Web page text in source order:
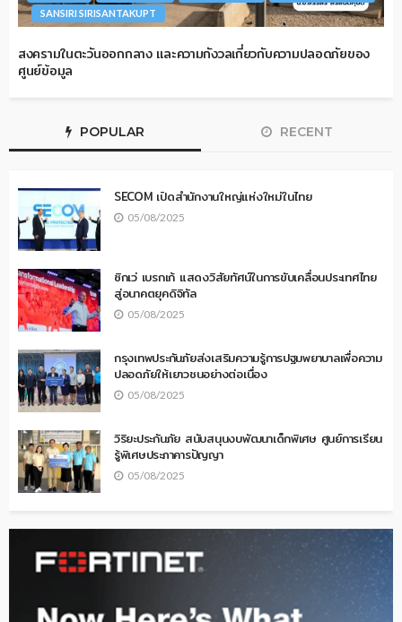
SANSIRI SIRISANTAKUPT
สงครามในตะวันออกกลาง และความกังวลเกี่ยวกับความปลอดภัยของ
ศูนย์ข้อมูล
POPULAR RECENT
SECOM เปิดสำนักงานใหญ่แห่งใหม่ในไทย
05/08/2025
ซิกเว่ เบรกเก้ แสดงวิสัยทัศน์ในการขับเคลื่อนประเทศไทย
สู่อนาคตยุคดิจิทัล
05/08/2025
กรุงเทพประกันภัยส่งเสริมความรู้การปฐมพยาบาลเพื่อความ
ปลอดภัยให้เยาวชนอย่างต่อเนื่อง
05/08/2025
วิริยะประกันภัย สนับสนุนงบพัฒนาเด็กพิเศษ ศูนย์การเรียน
รู้พิเศษประภาคารปัญญา
05/08/2025